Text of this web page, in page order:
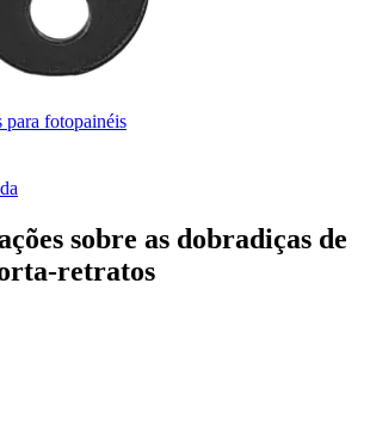
para fotopainéis
sobre as dobradiças de
retratos